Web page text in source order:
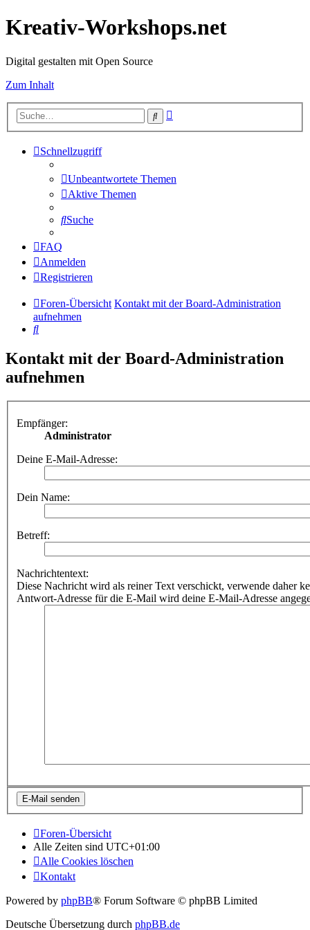
Kreativ-Workshops.net
Digital gestalten mit Open Source
Zum Inhalt
Suche
Schnellzugriff
Unbeantwortete Themen
Aktive Themen
Suche
FAQ
Anmelden
Registrieren
Foren-Übersicht Kontakt mit der Board-Administration
aufnehmen
Suche
Kontakt mit der Board-Administration
aufnehmen
Empfänger:
Administrator
Deine E-Mail-Adresse:
Dein Name:
Betreff:
Nachrichtentext:
Diese Nachricht wird als reiner Text verschickt, verwende daher
Antwort-Adresse für die E-Mail wird deine E-Mail-Adresse
Foren-Übersicht
Alle Zeiten sind UTC+01:00
Alle Cookies löschen
Kontakt
Powered by phpBB® Forum Software © phpBB Limited
Deutsche Übersetzung durch phpBB.de